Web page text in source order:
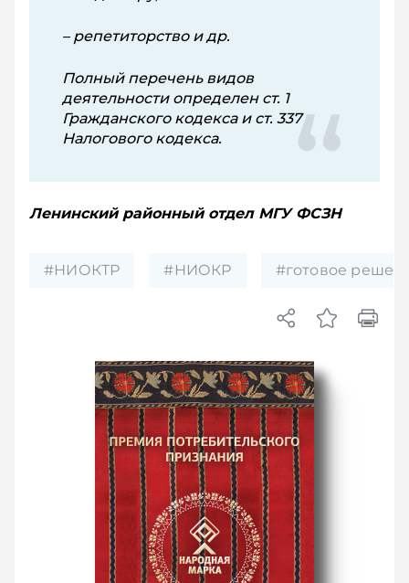
– репетиторство и др.
Полный перечень видов
деятельности определен ст. 1
Гражданского кодекса и ст. 337
Налогового кодекса.
Ленинский районный отдел МГУ ФСЗН
#НИОКТР #НИОКР #готовое